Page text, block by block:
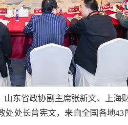
东省政协副主席张新文、上海
处长曾宪文，来自全国各地43